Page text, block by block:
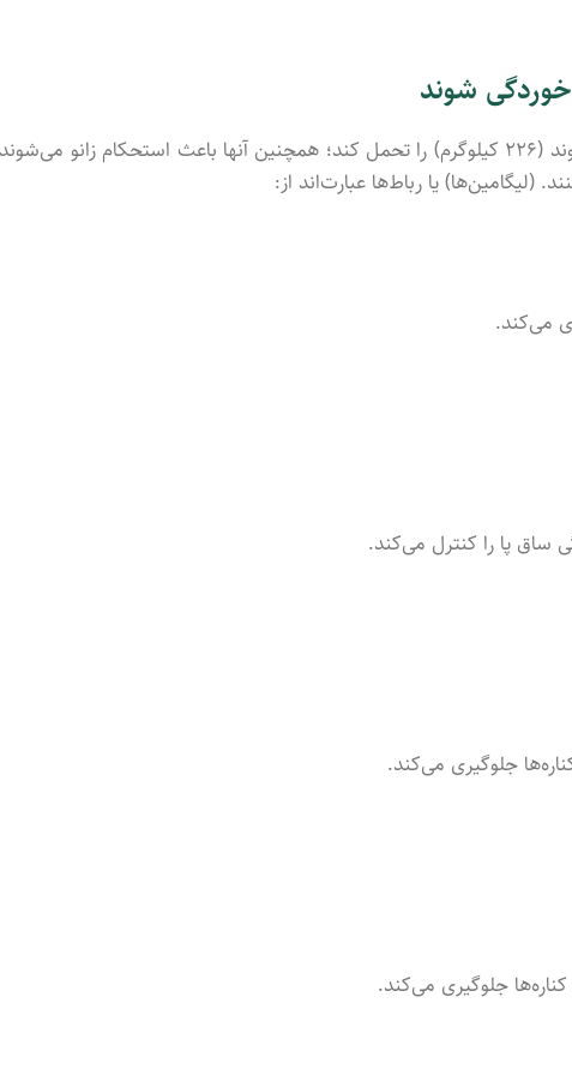
شوند
وجود چهار رباط به زانوی شما کمک می‌کند که وزنی معادل ۵۰۰ پوند (۲۲۶ کیلوگرم) را تحمل کند؛ همچنین آنها باعث استحکام زانو
یا رباط‌ها عبارت‌اند از:
می‌کند.
ساق پا را کنترل می‌کند.
جلوگیری می‌کند.
کناره‌ها جلوگیری می‌کند.